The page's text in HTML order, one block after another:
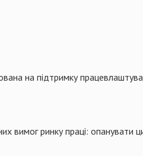
на підтримку
ринку праці: опанувати